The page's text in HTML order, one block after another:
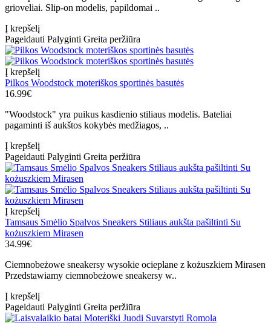
grioveliai. Slip-on modelis, papildomai ..
Į krepšelį
Pageidauti Palyginti Greita peržiūra
Į krepšelį
Pilkos Woodstock moteriškos sportinės basutės
16.99€
"Woodstock" yra puikus kasdienio stiliaus modelis. Bateliai
pagaminti iš aukštos kokybės medžiagos, ..
Į krepšelį
Pageidauti Palyginti Greita peržiūra
Į krepšelį
Tamsaus Smėlio Spalvos Sneakers Stiliaus aukšta pašiltinti Su
kożuszkiem Mirasen
34.99€
Ciemnobeżowe sneakersy wysokie ocieplane z kożuszkiem Mirasen
Przedstawiamy ciemnobeżowe sneakersy w..
Į krepšelį
Pageidauti Palyginti Greita peržiūra